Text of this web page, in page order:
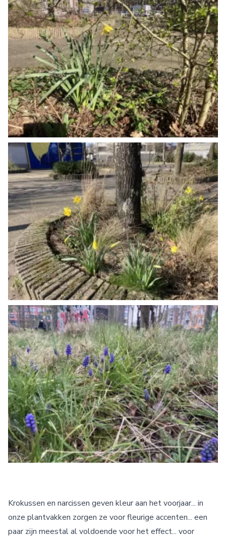
Krokussen en narcissen geven kleur aan het voorjaar... in
onze plantvakken zorgen ze voor fleurige accenten... een
paar zijn meestal al voldoende voor het effect... voor